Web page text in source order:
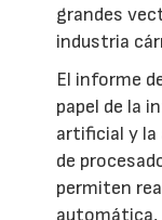
grandes
industria
El informe
papel de la
artificial y
de
permiten
automática,